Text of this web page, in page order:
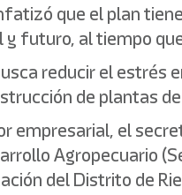
que el plan
futuro, al tiempo
reducir el
de plantas
empresarial, el
Agropecuario
del Distrito de